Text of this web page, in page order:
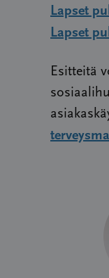
Lapset
Lapset
Esitteitä